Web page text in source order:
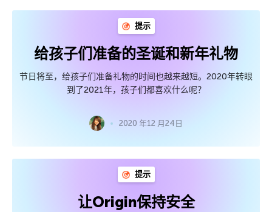
提示
给孩子们准备的圣诞和新年礼物
节日将至，给孩子们准备礼物的时间也越来越短。2020年转眼
到了2021年，孩子们都喜欢什么呢？
2020 年12 月24日
提示
让Origin保持安全